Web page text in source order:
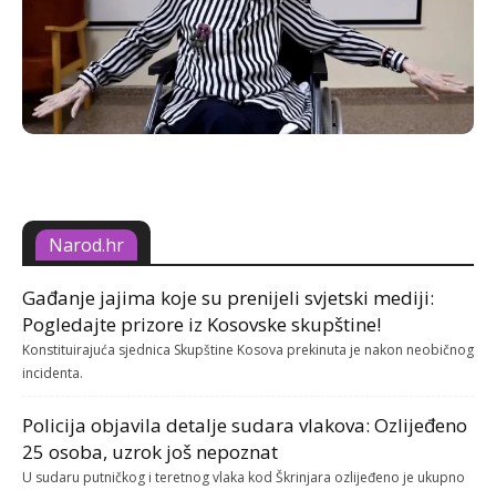
Narod.hr
Gađanje jajima koje su prenijeli svjetski mediji:
Pogledajte prizore iz Kosovske skupštine!
Konstituirajuća sjednica Skupštine Kosova prekinuta je nakon neobičnog
incidenta.
Policija objavila detalje sudara vlakova: Ozlijeđeno
25 osoba, uzrok još nepoznat
U sudaru putničkog i teretnog vlaka kod Škrinjara ozlijeđeno je ukupno